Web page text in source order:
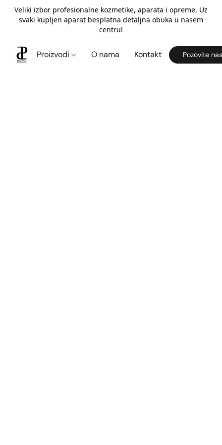
Veliki izbor profesionalne kozmetike, aparata i opreme. Uz
svaki kupljen aparat besplatna detaljna obuka u nasem
centru!
Proizvodi O nama Kontakt Pozovite